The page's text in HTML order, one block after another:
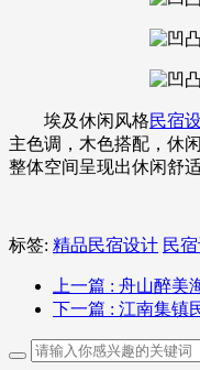
埃及休闲风格民宿
主色调，木色搭配，休
整体空间呈现出休闲舒
标签: 精品民宿设计 民
上一篇 : 舟山醉美
下一篇 : 江南集镇